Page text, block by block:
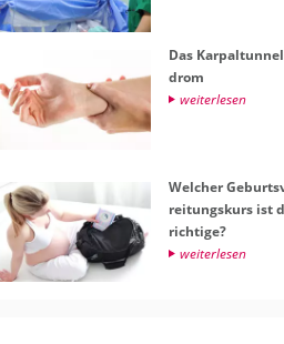
Das
drom
wei­ter­le­sen
Wel­cher
rei­tungs­kurs ist
rich­ti­ge?
wei­ter­le­sen